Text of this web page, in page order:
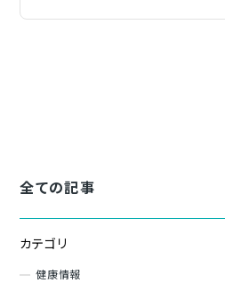
全ての記事
カテゴリ
健康情報